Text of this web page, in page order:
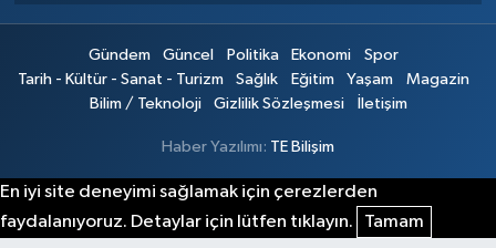
Gündem Güncel Politika Ekonomi
Spor
Tarih - Kültür - Sanat - Turizm
Sağlık Eğitim Yaşam
Magazin
Bilim / Teknoloji
Gizlilik Sözleşmesi İletişim
Haber Yazılımı: TE Bilişim
En iyi site deneyimi sağlamak için çerezlerden
faydalanıyoruz. Detaylar için lütfen tıklayın.
Tamam